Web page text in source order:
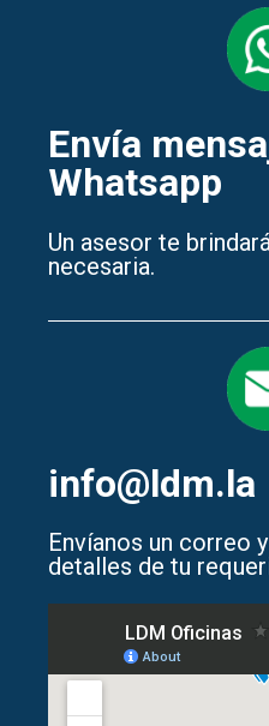
Envía
Whatsapp
Un asesor te
necesaria.
info@ldm.la
Envíanos un correo
detalles de tu